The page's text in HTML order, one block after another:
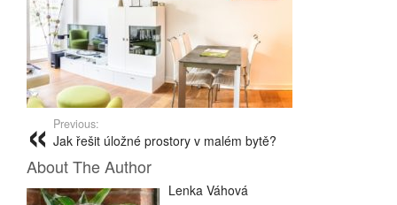
Previous:
Jak řešit úložné prostory v malém bytě?
About The Author
Lenka Váhová